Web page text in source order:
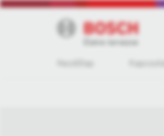
Kezdőlap Kapcsolat